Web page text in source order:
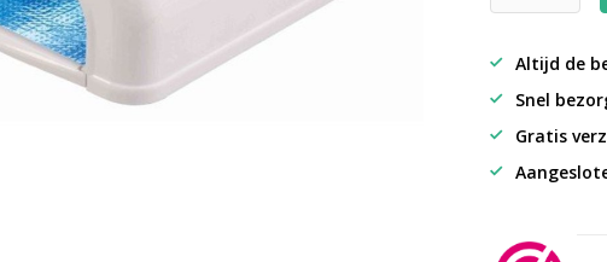
Altijd de
Snel
Gratis